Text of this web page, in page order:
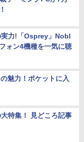
実力!「Osprey」Nobl
ォン4機種を一気に聴
魅力！ポケットに入
特集！ 見どころ記事